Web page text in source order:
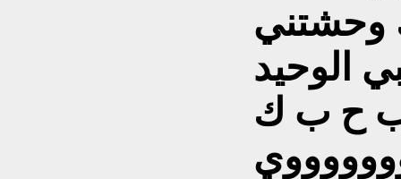
وحشتني
الوحيد
ح ب ك